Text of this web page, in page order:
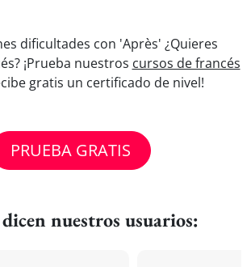
dificultades con 'Après' ¿Quieres
¡Prueba nuestros cursos de francés
gratis un certificado de nivel!
PRUEBA GRATIS
nuestros usuarios: